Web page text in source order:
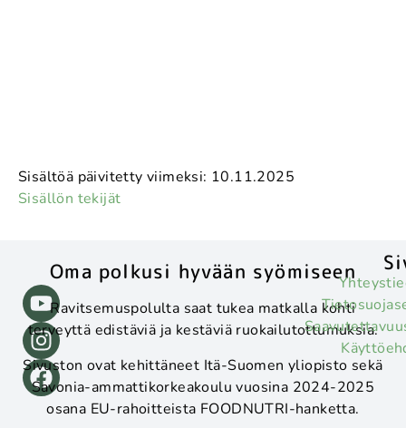
Sisältöä päivitetty viimeksi: 10.11.2025
Sisällön tekijät
Oma polkusi hyvään syömiseen
Ravitsemuspolulta saat tukea matkalla kohti
terveyttä edistäviä ja kestäviä ruokailutottumuksia.
Sivuston ovat kehittäneet Itä-Suomen yliopisto sekä
Savonia-ammattikorkeakoulu vuosina 2024-2025
osana EU-rahoitteista FOODNUTRI-hanketta.